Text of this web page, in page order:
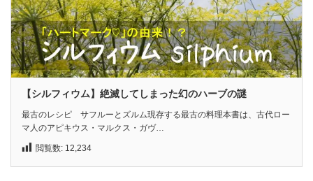
【シルフィウム】絶滅してしまった幻のハーブの謎
最古のレシピ サフルーとズルム現存する最古の料理本書は、古代ロー
マ人のアピキウス・マルクス・ガヴ…
閲覧数: 12,234